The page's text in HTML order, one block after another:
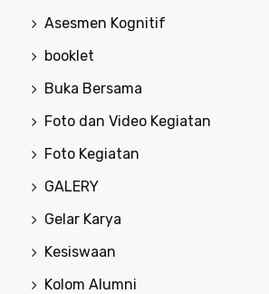
Asesmen Kognitif
booklet
Buka Bersama
Foto dan Video Kegiatan
Foto Kegiatan
GALERY
Gelar Karya
Kesiswaan
Kolom Alumni